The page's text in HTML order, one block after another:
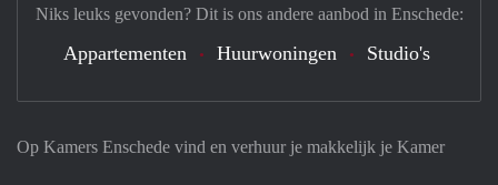
Op Kamers Enschede vind en verhuur je makkelijk je Kamer
Niks leuks gevonden? Dit is ons andere aanbod in Enschede:
Appartementen Huurwoningen Studio's